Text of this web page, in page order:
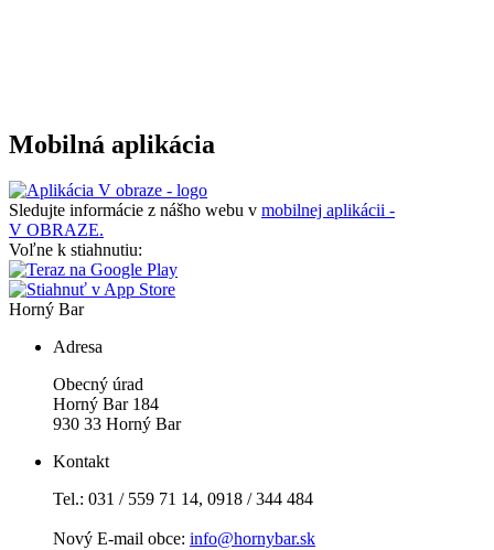
Mobilná aplikácia
Sledujte informácie z nášho webu v mobilnej aplikácii -
V OBRAZE.
Voľne k stiahnutiu:
Horný Bar
Adresa
Obecný úrad
Horný Bar 184
930 33 Horný Bar
Kontakt
Tel.: 031 / 559 71 14, 0918 / 344 484
Nový E-mail obce: info@hornybar.sk